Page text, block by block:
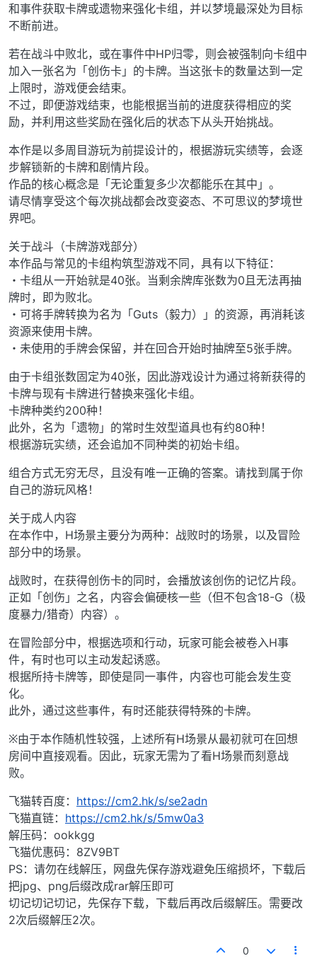
和事件获取卡牌或遗物来强化卡组，并以梦境最深处为目标
不断前进。
若在战斗中败北，或在事件中HP归零，则会被强制向卡组中
加入一张名为「创伤卡」的卡牌。当这张卡的数量达到一定
上限时，游戏便会结束。
不过，即便游戏结束，也能根据当前的进度获得相应的奖
励，并利用这些奖励在强化后的状态下从头开始挑战。
本作是以多周目游玩为前提设计的，根据游玩实绩等，会逐
步解锁新的卡牌和剧情片段。
作品的核心概念是「无论重复多少次都能乐在其中」。
请尽情享受这个每次挑战都会改变姿态、不可思议的梦境世
界吧。
关于战斗（卡牌游戏部分）
本作品与常见的卡组构筑型游戏不同，具有以下特征：
・卡组从一开始就是40张。当剩余牌库张数为0且无法再抽
牌时，即为败北。
・可将手牌转换为名为「Guts（毅力）」的资源，再消耗该
资源来使用卡牌。
・未使用的手牌会保留，并在回合开始时抽牌至5张手牌。
由于卡组张数固定为40张，因此游戏设计为通过将新获得的
卡牌与现有卡牌进行替换来强化卡组。
卡牌种类约200种！
此外，名为「遗物」的常时生效型道具也有约80种！
根据游玩实绩，还会追加不同种类的初始卡组。
组合方式无穷无尽，且没有唯一正确的答案。请找到属于你
自己的游玩风格！
关于成人内容
在本作中，H场景主要分为两种：战败时的场景，以及冒险
部分中的场景。
战败时，在获得创伤卡的同时，会播放该创伤的记忆片段。
正如「创伤」之名，内容会偏硬核一些（但不包含18-G（极
度暴力/猎奇）内容）。
在冒险部分中，根据选项和行动，玩家可能会被卷入H事
件，有时也可以主动发起诱惑。
根据所持卡牌等，即使是同一事件，内容也可能会发生变
化。
此外，通过这些事件，有时还能获得特殊的卡牌。
※由于本作随机性较强，上述所有H场景从最初就可在回想
房间中直接观看。因此，玩家无需为了看H场景而刻意战
败。
飞猫转百度： https://cm2.hk/s/se2adn
飞猫直链： https://cm2.hk/s/5mw0a3
解压码：ookkgg
飞猫优惠码：8ZV9BT
PS：请勿在线解压，网盘先保存游戏避免压缩损坏，下载后
把jpg、png后缀改成rar解压即可
切记切记切记，先保存下载，下载后再改后缀解压。需要改
2次后缀解压2次。
0